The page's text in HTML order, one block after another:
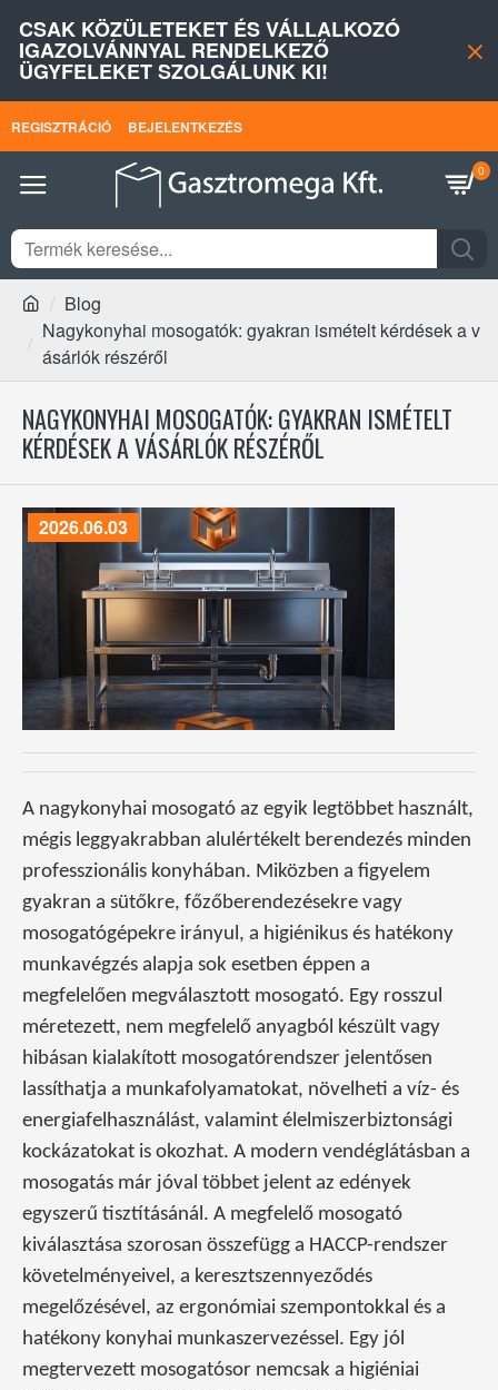
CSAK KÖZÜLETEKET ÉS VÁLLALKOZÓ
IGAZOLVÁNNYAL RENDELKEZŐ
ÜGYFELEKET SZOLGÁLUNK KI!
REGISZTRÁCIÓ BEJELENTKEZÉS
0
Blog
Nagykonyhai mosogatók: gyakran ismételt kérdések a v
ásárlók részéről
NAGYKONYHAI MOSOGATÓK: GYAKRAN ISMÉTELT
KÉRDÉSEK A VÁSÁRLÓK RÉSZÉRŐL
2026.06.03
A nagykonyhai mosogató az egyik legtöbbet használt,
mégis leggyakrabban alulértékelt berendezés minden
professzionális konyhában. Miközben a figyelem
gyakran a sütőkre, főzőberendezésekre vagy
mosogatógépekre irányul, a higiénikus és hatékony
munkavégzés alapja sok esetben éppen a
megfelelően megválasztott mosogató. Egy rosszul
méretezett, nem megfelelő anyagból készült vagy
hibásan kialakított mosogatórendszer jelentősen
lassíthatja a munkafolyamatokat, növelheti a víz- és
energiafelhasználást, valamint élelmiszerbiztonsági
kockázatokat is okozhat. A modern vendéglátásban a
mosogatás már jóval többet jelent az edények
egyszerű tisztításánál. A megfelelő mosogató
kiválasztása szorosan összefügg a HACCP-rendszer
követelményeivel, a keresztszennyeződés
megelőzésével, az ergonómiai szempontokkal és a
hatékony konyhai munkaszervezéssel. Egy jól
megtervezett mosogatósor nemcsak a higiéniai